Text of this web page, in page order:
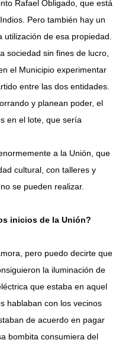
Rafael Obligado, que está
Pero también hay un
de esa propiedad.
sociedad sin fines de lucro,
el Municipio experimentar
entre las dos entidades.
y planean poder, el
en el lote, que sería
a la Unión, que
cultural, con talleres y
se pueden realizar.
inicios de la Unión?
pero puedo decirte que
la iluminación de
que estaba en aquel
hablaban con los vecinos
de acuerdo en pagar
bombita consumiera del